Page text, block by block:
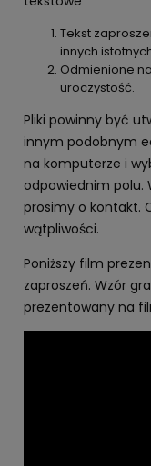
Tekst
innych
Odmienione
uroczystość.
Pliki powinny być
innym podobnym
na komputerze i
odpowiednim polu.
prosimy o kontakt.
wątpliwości.
Poniższy film
zaproszeń. Wzór
prezentowany na